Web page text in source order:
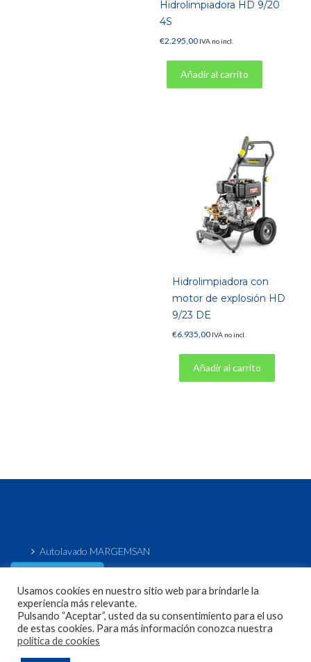
Hidrolimpiadora HD 9/20
4S
€2.295,00 IVA no incl.
Añadir al carrito
Hidrolimpiadora con
motor de explosión HD
9/23 DE
€6.935,00 IVA no incl.
Añadir al carrito
Autolavado MARGEMSAN
Acceso / Registro
Usamos cookies en nuestro sitio web para brindarle la
experiencia más relevante.
Pulsando “Aceptar”, usted da su consentimiento para el uso
de estas cookies. Para más información conozca nuestra
política de cookies